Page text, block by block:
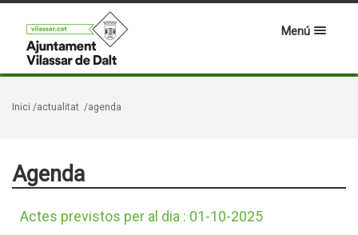
Menú
Inici /actualitat /agenda
Agenda
Actes previstos per al dia : 01-10-2025